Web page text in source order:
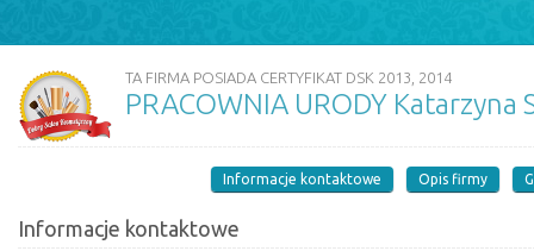
TA FIRMA POSIADA CERTYFIKAT DSK 2013, 2014
PRACOWNIA URODY Katarzyna
Informacje kontaktowe Opis firmy
Informacje kontaktowe